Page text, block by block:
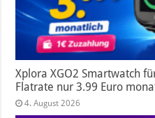
Xplora XGO2 Smartwatch
Flatrate nur 3.99 Euro
4. August 2026